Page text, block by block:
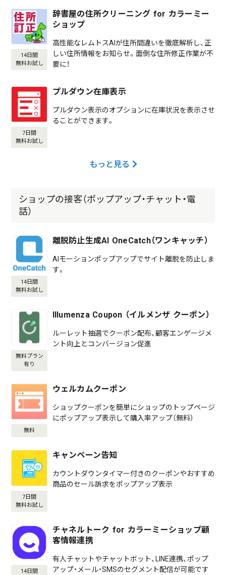
14日間
無料お試し
辞書屋の住所クリーニング for カラーミー
ショップ
高性能なレムトスAIが住所間違いを徹底解析し、正
しい住所情報をお知らせ。面倒な住所修正作業が不
要に！
7日間
無料お試し
プルダウン在庫表示
プルダウン表示のオプションに在庫状況を表示させ
ることができます。
もっと見る
ショップの接客（ポップアップ・チャット・電
話）
14日間
無料お試し
離脱防止生成AI OneCatch（ワンキャッチ）
AIモーションポップアップでサイト離脱を防止しま
す。
無料プラン
有り
Illumenza Coupon （イルメンザ クーポン）
ルーレット抽選でクーポン配布、顧客エンゲージメ
ント向上とコンバージョン促進
無料
ウェルカムクーポン
ショップクーポンを簡単にショップのトップページ
にポップアップ表示して購入率アップ（無料）
7日間
無料お試し
キャンペーン告知
カウントダウンタイマー付きのクーポンやおすすめ
商品のセール訴求をポップアップ表示
14日間
チャネルトーク for カラーミーショップ顧
客情報連携
有人チャットやチャットボット、LINE連携、ポップ
アップ・メール・SMSのセグメント配信が可能です